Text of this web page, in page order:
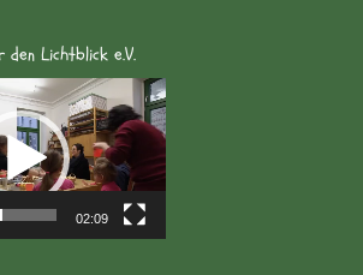
den Lichtblick e.V.
02:09